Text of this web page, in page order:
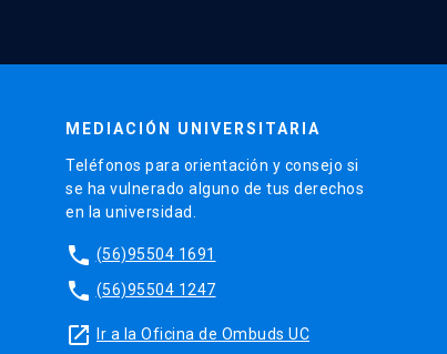
MEDIACIÓN UNIVERSITARIA
Teléfonos para orientación y consejo si
se ha vulnerado alguno de tus derechos
en la universidad.
phone (56)95504 1691
phone (56)95504 1247
launch Ir a la Oficina de Ombuds UC